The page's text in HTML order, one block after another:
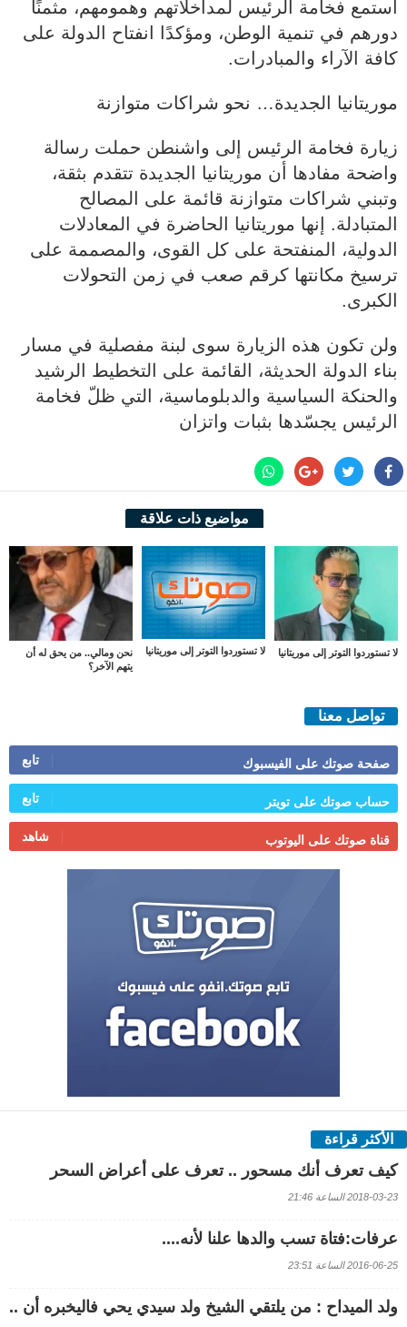
استمع فخامة الرئيس لمداخلاتهم وهمومهم، مثمنًا
دورهم في تنمية الوطن، ومؤكدًا انفتاح الدولة على
كافة الآراء والمبادرات.
موريتانيا الجديدة… نحو شراكات متوازنة
زيارة فخامة الرئيس إلى واشنطن حملت رسالة
واضحة مفادها أن موريتانيا الجديدة تتقدم بثقة،
وتبني شراكات متوازنة قائمة على المصالح
المتبادلة. إنها موريتانيا الحاضرة في المعادلات
الدولية، المنفتحة على كل القوى، والمصممة على
ترسيخ مكانتها كرقم صعب في زمن التحولات
الكبرى.
ولن تكون هذه الزيارة سوى لبنة مفصلية في مسار
بناء الدولة الحديثة، القائمة على التخطيط الرشيد
والحنكة السياسية والدبلوماسية، التي ظلّ فخامة
الرئيس يجسّدها بثبات واتزان
مواضيع ذات علاقة
لا تستوردوا التوتر إلى موريتانيا لا تستوردوا التوتر إلى موريتانيا
نحن ومالي.. من يحق له أن
يتهم الآخر؟
تواصل معنا
صفحة صوتك على الفيسبوك تابع
حساب صوتك على تويتر تابع
قناة صوتك على اليوتوب شاهد
الأكثر قراءة
كيف تعرف أنك مسحور .. تعرف على أعراض السحر
2018-03-23 الساعة 21:46
عرفات:فتاة تسب والدها علنا لأنه....
2016-06-25 الساعة 23:51
ولد الميداح : من يلتقي الشيخ ولد سيدي يحي فاليخبره أن ..